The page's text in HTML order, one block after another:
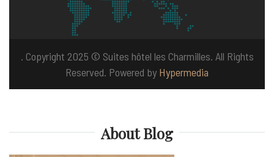
. Copyright 2025 © Suites hôtel les Charmilles. All Rights
Reserved. Powered by Hypermedia
About Blog